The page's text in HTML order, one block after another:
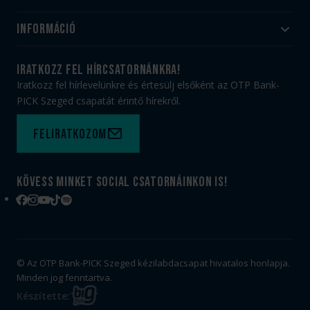
Utánpótlás
#HandballFamily
Munkatársaink
PICK Aréna
Sajtóakkreditáció
Információ
Jegy- és bérletvásárlás
Webshop
Adatvédelem
Felhasználási feltételek
Kapcsolat
iratkozz fel hírcsatornánkra!
Iratkozz fel hírlevelünkre és értesülj elsőként az OTP Bank-
PICK Szeged csapatát érintő hírekről.
Feliratkozom
Kövess minket social csatornáinkon is!
Facebook
Instagram
YouTube
TikTokSpotify
© Az OTP Bank-PICK Szeged kézilabdacsapat hivatalos honlapja.
Minden jog fenntartva.
Készítette: BIG